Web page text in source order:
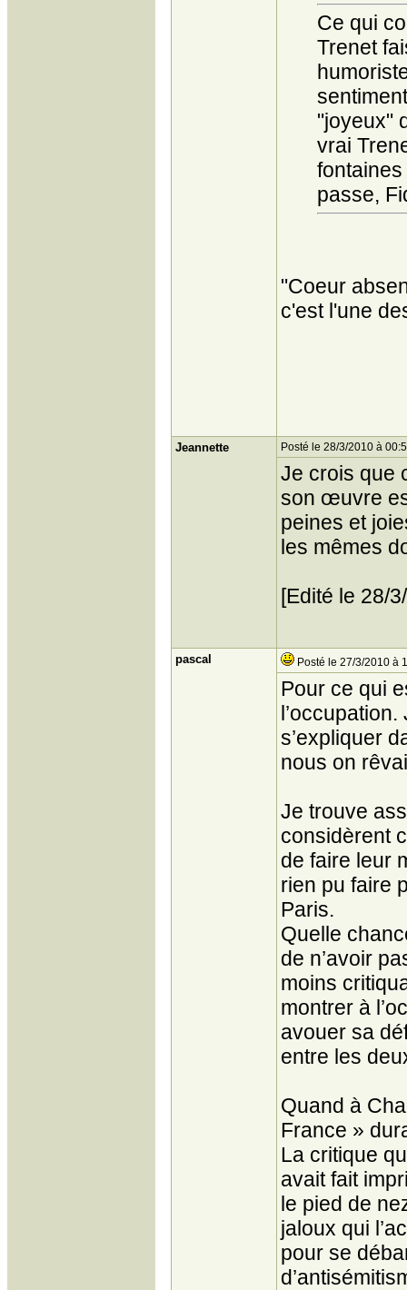
Ce qui
Trenet
"joyeux"
vrai
passe,
"Coeur
c'est l'une
Jeannette Posté le 28/3/2010 à
Je crois que
son œuvre
peines et
les mêmes
[Edité le 28/
pascal Posté le 27/3/2010 à
Pour ce qui
s’expliquer
nous on
Je trouve
considèrent
de faire leur
rien pu faire
Paris.
Quelle
de n’avoir
moins
montrer à
avouer sa
entre les
Quand à
France »
La critique
avait fait
le pied de
jaloux qui
pour se